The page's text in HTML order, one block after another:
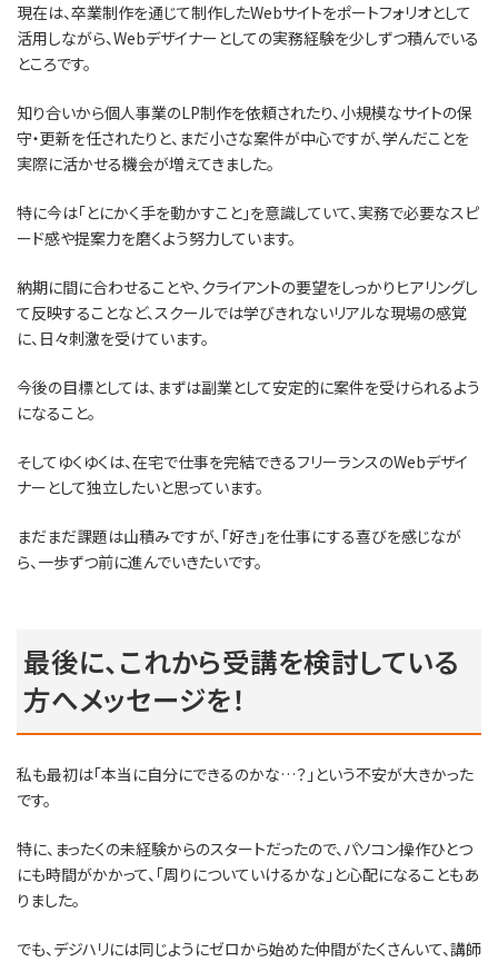
現在は、卒業制作を通じて制作したWebサイトをポートフォリオとして
活用しながら、Webデザイナーとしての実務経験を少しずつ積んでいる
ところです。
知り合いから個人事業のLP制作を依頼されたり、小規模なサイトの保
守・更新を任されたりと、まだ小さな案件が中心ですが、学んだことを
実際に活かせる機会が増えてきました。
特に今は「とにかく手を動かすこと」を意識していて、実務で必要なスピ
ード感や提案力を磨くよう努力しています。
納期に間に合わせることや、クライアントの要望をしっかりヒアリングし
て反映することなど、スクールでは学びきれないリアルな現場の感覚
に、日々刺激を受けています。
今後の目標としては、まずは副業として安定的に案件を受けられるよう
になること。
そしてゆくゆくは、在宅で仕事を完結できるフリーランスのWebデザイ
ナーとして独立したいと思っています。
まだまだ課題は山積みですが、「好き」を仕事にする喜びを感じなが
ら、一歩ずつ前に進んでいきたいです。
最後に、これから受講を検討している
方へメッセージを！
私も最初は「本当に自分にできるのかな…？」という不安が大きかった
です。
特に、まったくの未経験からのスタートだったので、パソコン操作ひとつ
にも時間がかかって、「周りについていけるかな」と心配になることもあ
りました。
でも、デジハリには同じようにゼロから始めた仲間がたくさんいて、講師